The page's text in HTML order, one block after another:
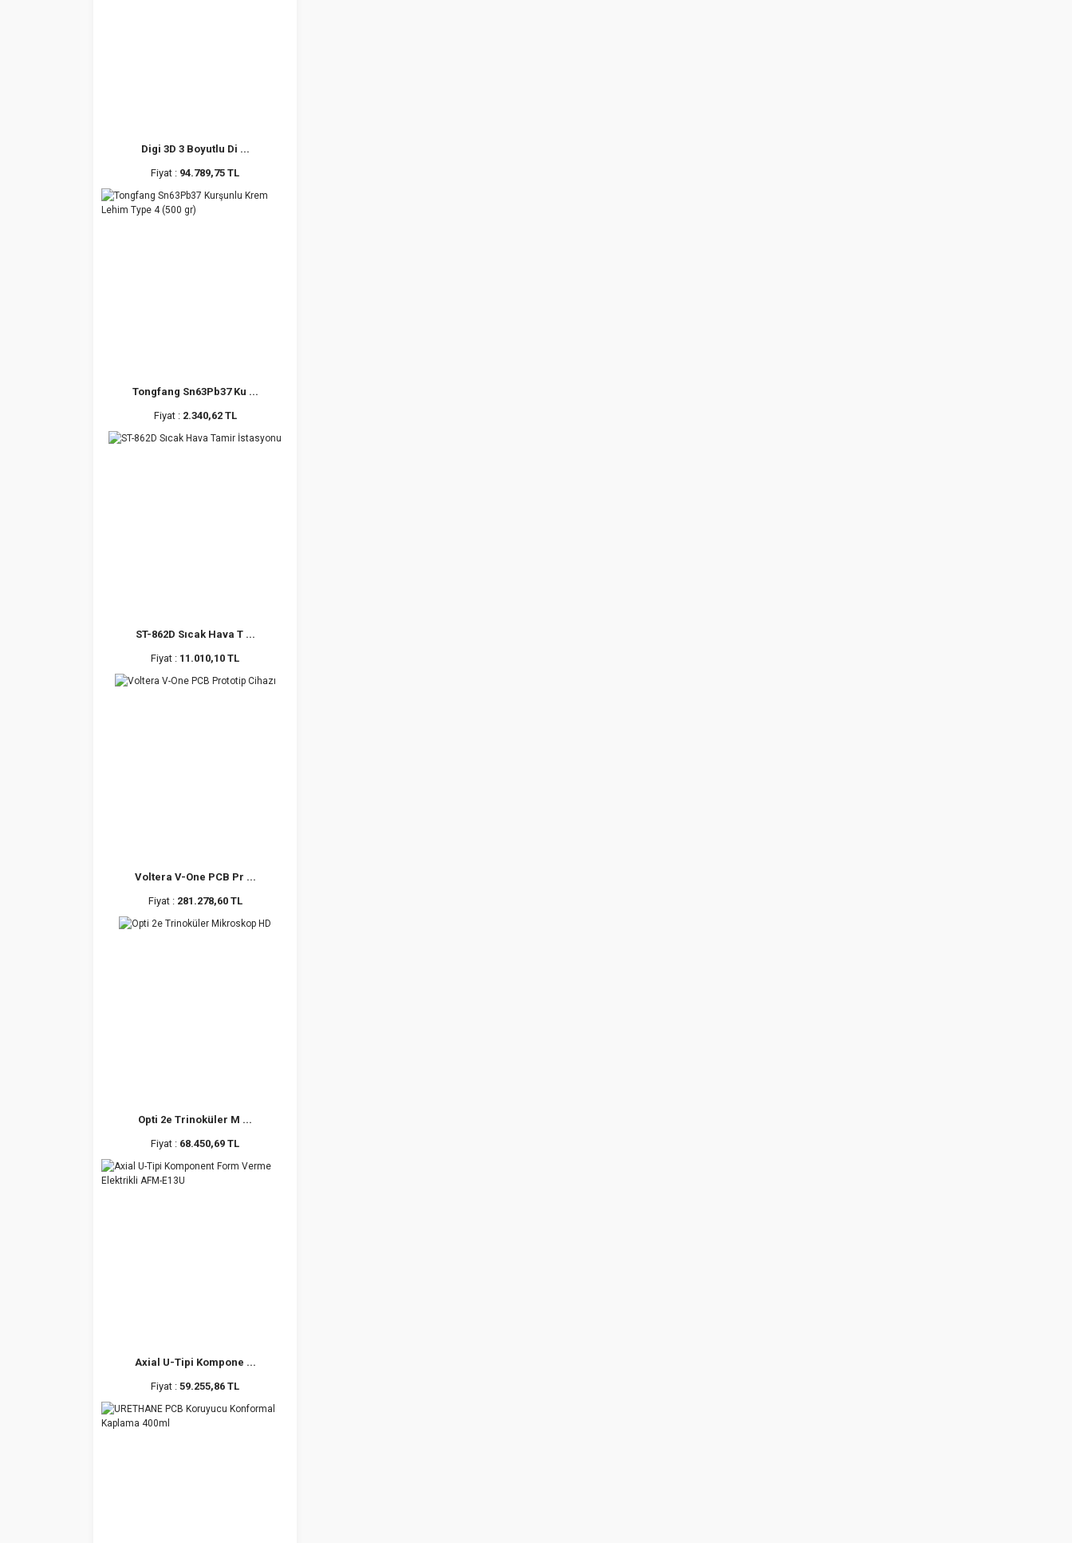
Digi 3D 3 Boyutlu Di ...
Fiyat : 94.789,75 TL
Tongfang Sn63Pb37 Ku ...
Fiyat : 2.340,62 TL
ST-862D Sıcak Hava T ...
Fiyat : 11.010,10 TL
Voltera V-One PCB Pr ...
Fiyat : 281.278,60 TL
Opti 2e Trinoküler M ...
Fiyat : 68.450,69 TL
Axial U-Tipi Kompone ...
Fiyat : 59.255,86 TL